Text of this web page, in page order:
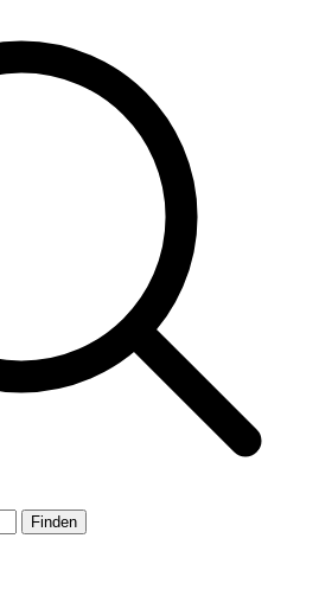
Finden